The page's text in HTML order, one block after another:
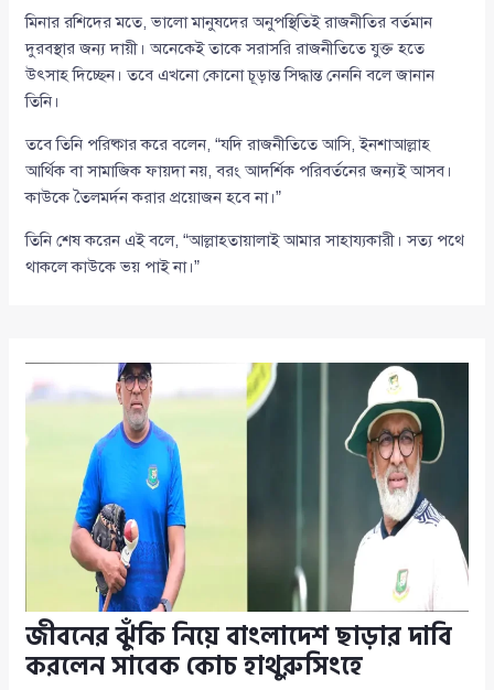
মিনার রশিদের মতে, ভালো মানুষদের অনুপস্থিতিই রাজনীতির বর্তমান
দুরবস্থার জন্য দায়ী। অনেকেই তাকে সরাসরি রাজনীতিতে যুক্ত হতে
উৎসাহ দিচ্ছেন। তবে এখনো কোনো চূড়ান্ত সিদ্ধান্ত নেননি বলে জানান
তিনি।
তবে তিনি পরিষ্কার করে বলেন, “যদি রাজনীতিতে আসি, ইনশাআল্লাহ
আর্থিক বা সামাজিক ফায়দা নয়, বরং আদর্শিক পরিবর্তনের জন্যই আসব।
কাউকে তৈলমর্দন করার প্রয়োজন হবে না।”
তিনি শেষ করেন এই বলে, “আল্লাহতায়ালাই আমার সাহায্যকারী। সত্য পথে
থাকলে কাউকে ভয় পাই না।”
জীবনের ঝুঁকি নিয়ে বাংলাদেশ ছাড়ার দাবি
করলেন সাবেক কোচ হাথুরুসিংহে